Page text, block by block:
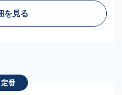
を見る
定番